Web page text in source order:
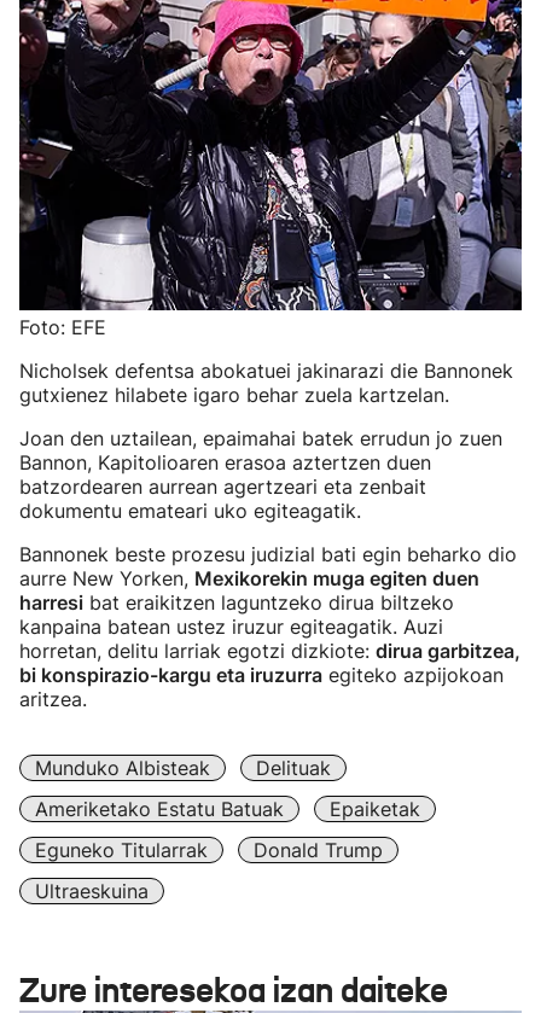
Foto: EFE
Nicholsek defentsa abokatuei jakinarazi die Bannonek
gutxienez hilabete igaro behar zuela kartzelan.
Joan den uztailean, epaimahai batek errudun jo zuen
Bannon, Kapitolioaren erasoa aztertzen duen
batzordearen aurrean agertzeari eta zenbait
dokumentu emateari uko egiteagatik.
Bannonek beste prozesu judizial bati egin beharko dio
aurre New Yorken, Mexikorekin muga egiten duen
harresi bat eraikitzen laguntzeko dirua biltzeko
kanpaina batean ustez iruzur egiteagatik. Auzi
horretan, delitu larriak egotzi dizkiote: dirua garbitzea,
bi konspirazio-kargu eta iruzurra egiteko azpijokoan
aritzea.
Munduko Albisteak
Delituak
Ameriketako Estatu Batuak
Epaiketak
Eguneko Titularrak
Donald Trump
Ultraeskuina
Zure interesekoa izan daiteke